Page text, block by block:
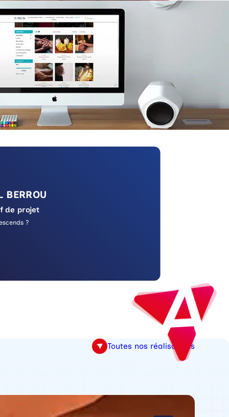
BERROU
de projet
?
Toutes nos réalisations